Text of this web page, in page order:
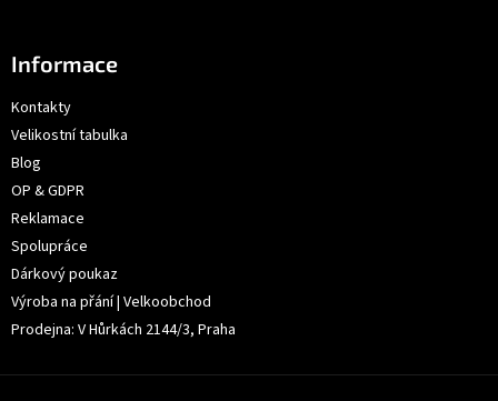
Informace
Kontakty
Velikostní tabulka
Blog
OP & GDPR
Reklamace
Spolupráce
Dárkový poukaz
Výroba na přání | Velkoobchod
Prodejna: V Hůrkách 2144/3, Praha